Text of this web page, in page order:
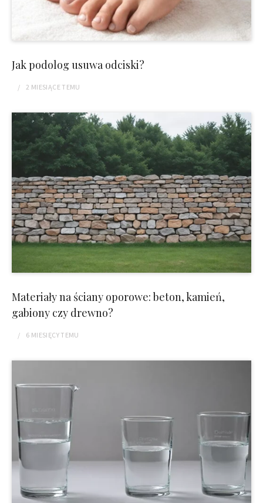
Jak podolog usuwa odciski?
2 MIESIĄCETEMU
Materiały na ściany oporowe: beton, kamień,
gabiony czy drewno?
6 MIESIĘCYTEMU